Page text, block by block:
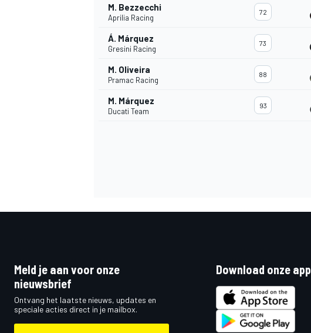
M. Bezzecchi
Aprilia Racing
72
Á. Márquez
Gresini Racing
73
M. Oliveira
Pramac Racing
88
M. Márquez
Ducati Team
93
Meld je aan voor onze
nieuwsbrief
Ontvang het laatste nieuws, updates en
speciale acties direct in je mailbox.
Download onze app